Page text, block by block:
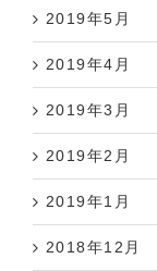
2019年5月
2019年4月
2019年3月
2019年2月
2019年1月
2018年12月